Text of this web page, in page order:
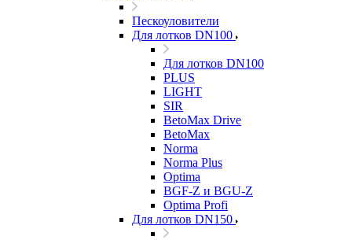
Пескоуловители
Для лотков DN100
Для лотков DN100
PLUS
LIGHT
SIR
BetoMax Drive
BetoMax
Norma
Norma Plus
Optima
BGF-Z и BGU-Z
Optima Profi
Для лотков DN150